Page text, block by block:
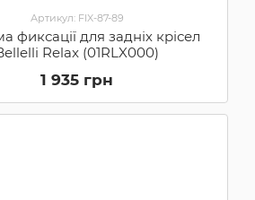
Артикул: FIX-87-89
фиксації для задніх крісел
Relax (01RLX000)
1 935 грн